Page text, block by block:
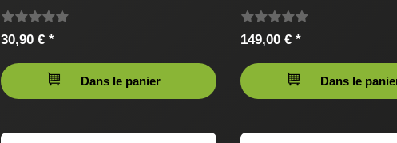
30,90 € *
Dans le panier
149,00 € *
Dans le